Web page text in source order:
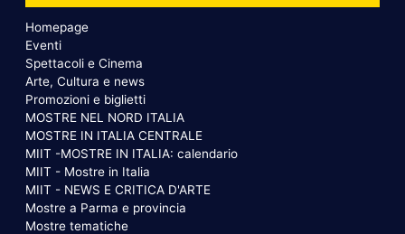
Homepage
Eventi
Spettacoli e Cinema
Arte, Cultura e news
Promozioni e biglietti
MOSTRE NEL NORD ITALIA
MOSTRE IN ITALIA CENTRALE
MIIT -MOSTRE IN ITALIA: calendario
MIIT - Mostre in Italia
MIIT - NEWS E CRITICA D'ARTE
Mostre a Parma e provincia
Mostre tematiche